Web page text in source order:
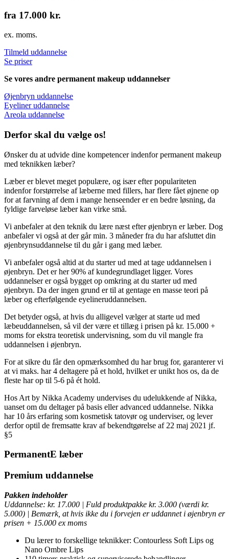
fra 17.000 kr.
ex. moms.
Tilmeld uddannelse
Se priser
Se vores andre permanent makeup uddannelser
Øjenbryn uddannelse
Eyeliner uddannelse
Areola uddannelse
Derfor skal du vælge os!
Ønsker du at udvide dine kompetencer indenfor permanent makeup
med teknikken læber?
Læber er blevet meget populære, og især efter populariteten
indenfor forstørrelse af læberne med fillers, har flere fået øjnene op
for at farvning af dem i mange henseender er en bedre løsning, da
fyldige farveløse læber kan virke små.
Vi anbefaler at den teknik du lære næst efter øjenbryn er læber. Dog
anbefaler vi også at der går min. 3 måneder fra du har afsluttet din
øjenbrynsuddannelse til du går i gang med læber.
Vi anbefaler også altid at du starter ud med at tage uddannelsen i
øjenbryn. Det er her 90% af kundegrundlaget ligger. Vores
uddannelser er også bygget op omkring at du starter ud med
øjenbryn. Da der ingen grund er til at gentage en masse teori på
læber og efterfølgende eyelineruddannelsen.
Det betyder også, at hvis du alligevel vælger at starte ud med
læbeuddannelsen, så vil der være et tillæg i prisen på kr. 15.000 +
moms for ekstra teoretisk undervisning, som du vil mangle fra
uddannelsen i øjenbryn.
For at sikre du får den opmærksomhed du har brug for, garanterer vi
at vi maks. har 4 deltagere på et hold, hvilket er unikt hos os, da de
fleste har op til 5-6 på ét hold.
Hos Art by Nikka Academy undervises du udelukkende af Nikka,
uanset om du deltager på basis eller advanced uddannelse. Nikka
har 10 års erfaring som kosmetisk tatovør og underviser, og lever
derfor optil de fremsatte krav af bekendtgørelse af 22 maj 2021 jf.
§5
PermanentE læber
Premium uddannelse
Pakken indeholder
Uddannelse: kr. 17.000 | Fuld produktpakke kr. 3.000 (værdi kr.
5.000) | Bemærk, at hvis ikke du i forvejen er uddannet i øjenbryn er
prisen + 15.000 ex moms
Du lærer to forskellige teknikker: Contourless Soft Lips og
Nano Ombre Lips